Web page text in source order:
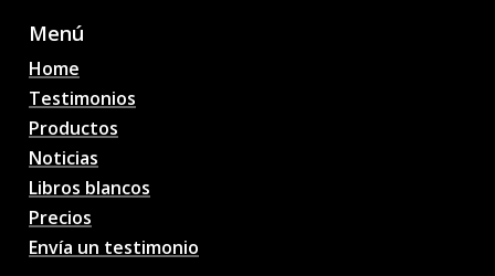
Menú
Home
Testimonios
Productos
Noticias
Libros blancos
Precios
Envía un testimonio